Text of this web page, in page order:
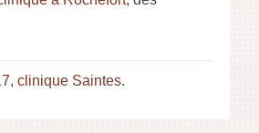
, clinique Saintes.